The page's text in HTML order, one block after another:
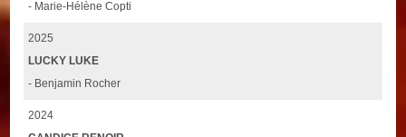
- Marie-Hélène Copti
2025
LUCKY LUKE
- Benjamin Rocher
2024